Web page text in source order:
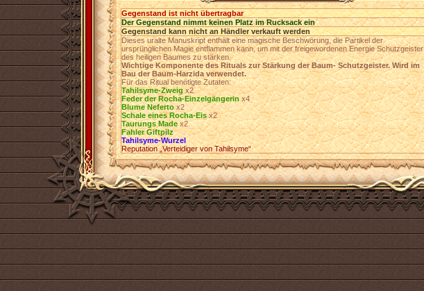
Gegenstand ist nicht übertragbar
Der Gegenstand nimmt keinen Platz im Rucksack ein
Gegenstand kann nicht an Händler verkauft werden
Dieses uralte Manuskript enthält eine magische Beschwörung, die Partikel der
ursprünglichen Magie entflammen kann, um mit der freigewordenen Energie Schutzgeister
des heiligen Baumes zu stärken.
Wichtige Komponente des Rituals zur Stärkung der Baum- Schutzgeister. Wird im
Bau der Baum-Harzida verwendet.
Für das Ritual benötigte Zutaten:
Tahilsyme-Zweigх2
Feder der Rocha-Einzelgängerinх4
Blume Nefertoх2
Schale eines Rocha-Eisх2
Taurungs Madeх2
Fahler Giftpilz
Tahilsyme-Wurzel
Reputation „Verteidiger von Tahilsyme“